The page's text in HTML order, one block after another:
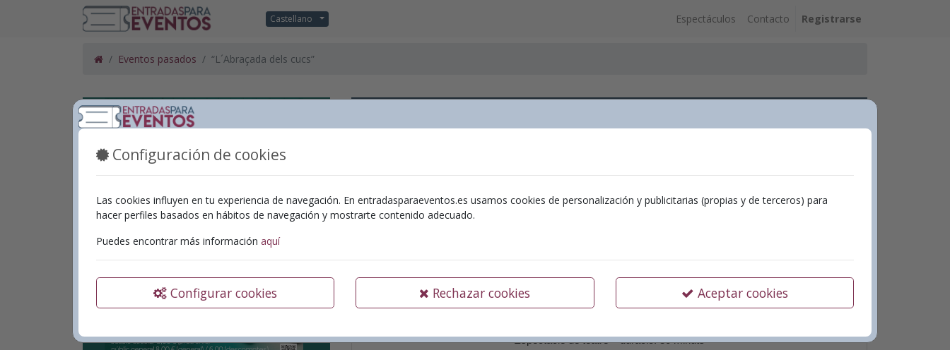
Configuración de cookies
Las cookies influyen en tu experiencia de navegación. En entradasparaeventos.es usamos cookies de personalización y publicitarias (propias y de terceros) para
hacer perfiles basados en hábitos de navegación y mostrarte contenido adecuado.
Puedes encontrar más información aquí
Configurar cookies Rechazar cookies Aceptar cookies
Castellano Espectáculos Contacto Registrarse
Eventos pasados “L´Abraçada dels cucs”
03-05-2024
Teatre Echegaray – divendres 03 de maig – 20:00h sessió públic general
Espectacle de teatre – duració: 80 minuts